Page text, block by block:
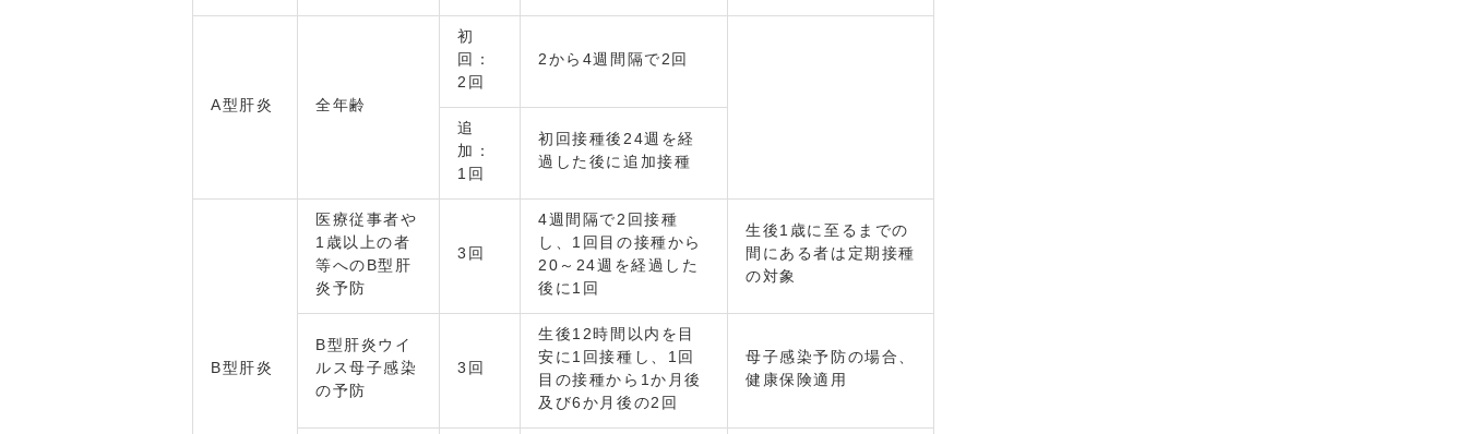
A型肝炎 全年齢
初
回：
2回
2から4週間隔で2回
追
加：
1回
初回接種後24週を経
過した後に追加接種
B型肝炎
医療従事者や
1歳以上の者
等へのB型肝
炎予防
3回
4週間隔で2回接種
し、1回目の接種から
20～24週を経過した
後に1回
生後1歳に至るまでの
間にある者は定期接種
の対象
B型肝炎ウイ
ルス母子感染
の予防
3回
生後12時間以内を目
安に1回接種し、1回
目の接種から1か月後
及び6か月後の2回
母子感染予防の場合、
健康保険適用